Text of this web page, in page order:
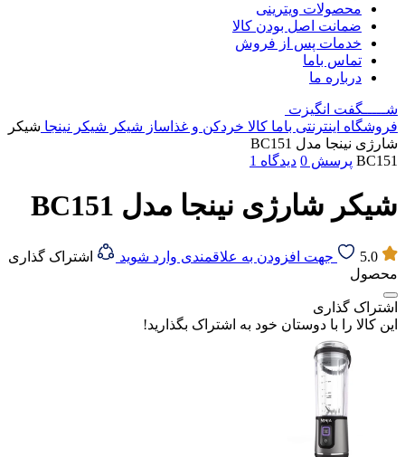
محصولات ویترینی
ضمانت اصل بودن کالا
خدمات پس از فروش
تماس باما
درباره ما
شـــــگفت انگیزت
فروشگاه اینترنتی باما کالا خردکن و غذاساز شیکر شیکر نینجا شیکر
شارژی نینجا مدل BC151
BC151 پرسش 0 دیدگاه 1
شیکر شارژی نینجا مدل BC151
5.0 جهت افزودن به علاقمندی وارد شوید
اشتراک گذاری
محصول
اشتراک گذاری
این کالا را با دوستان خود به اشتراک بگذارید!